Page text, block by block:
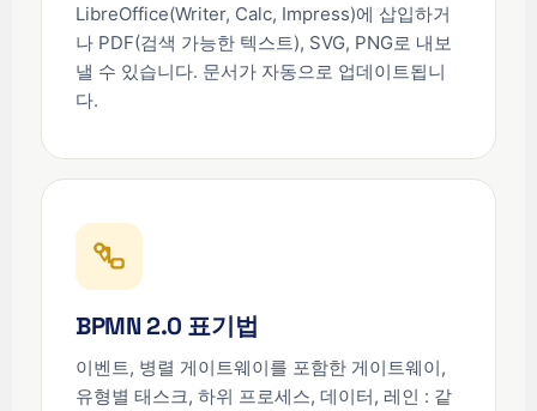
LibreOffice(Writer, Calc, Impress)에 삽입하거
나 PDF(검색 가능한 텍스트), SVG, PNG로 내보
낼 수 있습니다. 문서가 자동으로 업데이트됩니
다.
BPMN 2.0 표기법
이벤트, 병렬 게이트웨이를 포함한 게이트웨이,
유형별 태스크, 하위 프로세스, 데이터, 레인 : 같